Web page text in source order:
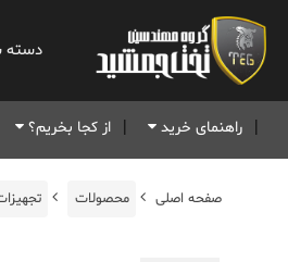
دسته
راهنمای خرید از کجا بخریم؟
صفحه اصلی محصولات